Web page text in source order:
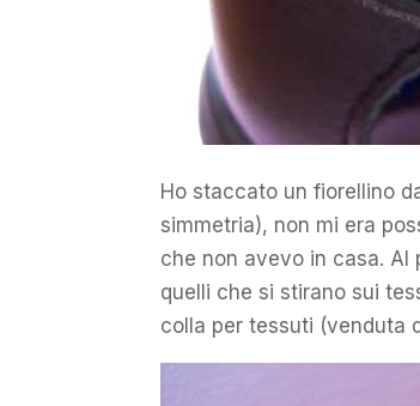
Ho staccato un fiorellino
simmetria), non mi era
che non avevo in casa. Al
quelli che si stirano sui
colla per tessuti (venduta